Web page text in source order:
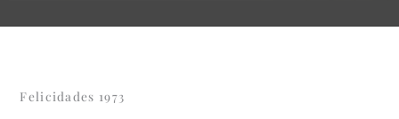
Felicidades 1973